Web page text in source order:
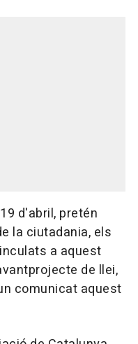
d'abril, pretén
la ciutadania, els
a aquest
de llei,
comunicat aquest